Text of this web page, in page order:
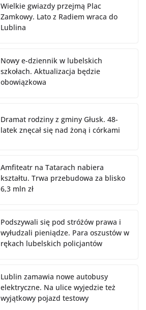
Wielkie gwiazdy przejmą Plac
Zamkowy. Lato z Radiem wraca do
Lublina
Nowy e-dziennik w lubelskich
szkołach. Aktualizacja będzie
obowiązkowa
Dramat rodziny z gminy Głusk. 48-
latek znęcał się nad żoną i córkami
Amfiteatr na Tatarach nabiera
kształtu. Trwa przebudowa za blisko
6,3 mln zł
Podszywali się pod stróżów prawa i
wyłudzali pieniądze. Para oszustów w
rękach lubelskich policjantów
Lublin zamawia nowe autobusy
elektryczne. Na ulice wyjedzie też
wyjątkowy pojazd testowy